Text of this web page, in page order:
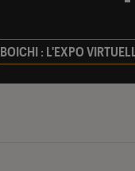
BOICHI : L'EXPO